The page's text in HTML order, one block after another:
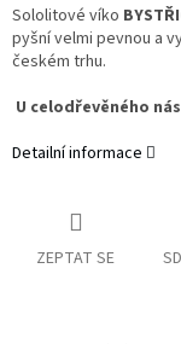
Sololitové víko
pyšní velmi pevnou a
českém trhu.
U celodřevěného
Detailní informace
ZEPTAT SE